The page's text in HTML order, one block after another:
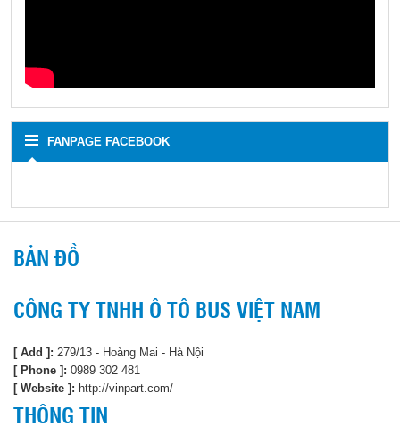
FANPAGE FACEBOOK
BẢN ĐỒ
CÔNG TY TNHH Ô TÔ BUS VIỆT NAM
[ Add ]: 279/13 - Hoàng Mai - Hà Nội
[ Phone ]: 0989 302 481
[ Website ]: http://vinpart.com/
THÔNG TIN